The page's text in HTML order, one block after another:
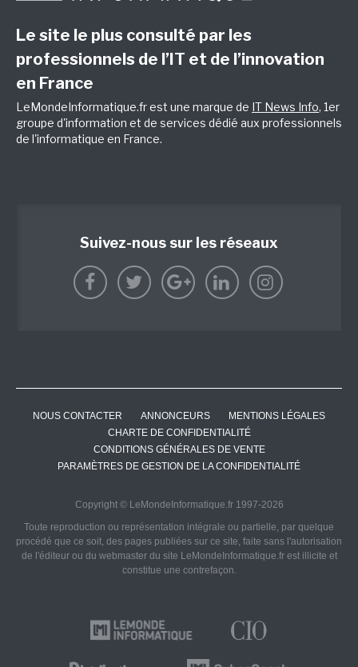
Le site le plus consulté par les
professionnels de l’IT et de l’innovation
en France
LeMondeInformatique.fr est une marque de IT News Info, 1er
groupe d'information et de services dédié aux professionnels
de l'informatique en France.
Suivez-nous sur les réseaux
NOUS CONTACTER ANNONCEURS
MENTIONS LÉGALES
CHARTE DE CONFIDENTIALITÉ
CONDITIONS GÉNÉRALES DE VENTE
PARAMÈTRES DE GESTION DE LA CONFIDENTIALITÉ
Copyright © LeMondeInformatique.fr 1997-2026
Toute reproduction ou représentation intégrale ou partielle, par quelque
procédé que ce soit, des pages publiées sur ce site, faite sans l'autorisation
de l'éditeur ou du webmaster du site LeMondeInformatique.fr est illicite et
constitue une contrefaçon.